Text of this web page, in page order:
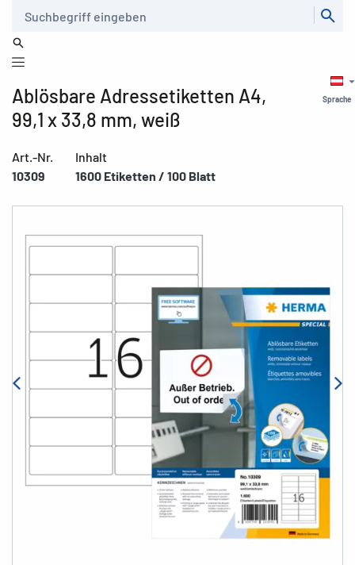
Sprache
Ablösbare Adressetiketten A4,
99,1 x 33,8 mm, weiß
Art.-Nr.
10309
Inhalt
1600 Etiketten / 100 Blatt